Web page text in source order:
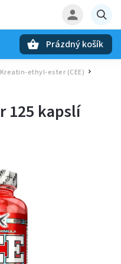
Prázdný košík
Kreatin-ethyl-ester (CEE) /
125 kapslí